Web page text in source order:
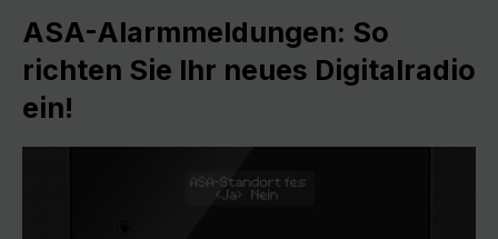
ASA-Alarmmeldungen: So
richten Sie Ihr neues Digitalradio
ein!